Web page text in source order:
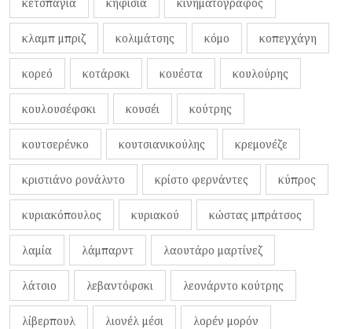
κλαμπ μπριζ κολιμάτσης κόμο κοπεγχάγη
κορεό κοτάρσκι κουέστα κουλούρης
κουλουσέφσκι κουσέι κούτρης
κουτσερένκο κουτσιανικούλης κρεμονέζε
κριστιάνο ρονάλντο κρίστο φερνάντες κύπρος
κυριακόπουλος κυριακού κώστας μπράτσος
λαμία λάμπαρντ λαουτάρο μαρτίνεζ
λάτσιο λεβαντόφσκι λεονάρντο κούτρης
λίβερπουλ λιονέλ μέσι λορέν μορόν